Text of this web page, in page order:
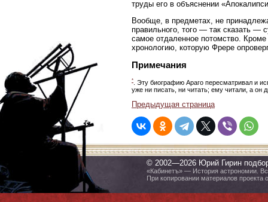
труды его в объяснении
Вообще, в предметах, не
правильного, того — так сказать —
самое отдаленное потомство.
хронологию, которую Фрере
Примечания
*
. Эту биографию Араго пересматривал и
уже ни писать, ни читать; ему читали, а он
Предыдущая страница
© 2002—2026 Юрий Гирин
«Кабинетъ» — История астрономии.
При копировании материалов проекта